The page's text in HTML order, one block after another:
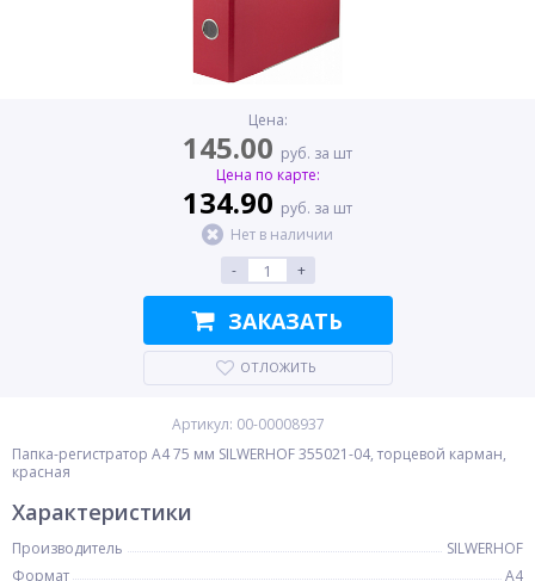
Цена:
145.00 руб. за шт
Цена по карте:
134.90 руб. за шт
Нет в наличии
-
+
ЗАКАЗАТЬ
ОТЛОЖИТЬ
Артикул: 00-00008937
Папка-регистратор A4 75 мм SILWERHOF 355021-04, торцевой карман,
красная
Характеристики
Производитель
SILWERHOF
Формат
A4